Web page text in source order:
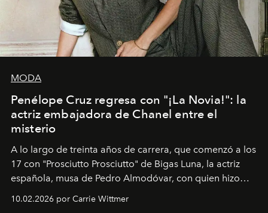
MODA
Penélope Cruz regresa con "¡La Novia!": la
actriz embajadora de Chanel entre el
misterio
A lo largo de treinta años de carrera, que comenzó a los
17 con "Prosciutto Prosciutto" de Bigas Luna, la actriz
española, musa de Pedro Almodóvar, con quien hizo
Barcelona", ha dividido su tiempo entre Europa y
10.02.2026 por Carrie Wittmer